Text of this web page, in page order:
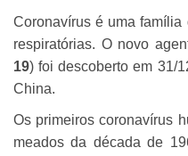
Coronavírus é uma
respiratórias. O novo
19) foi descoberto em 31/
China.
Os primeiros coronavírus
meados da década de